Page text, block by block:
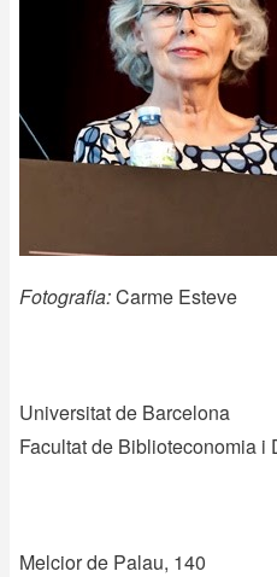
Fotografia:Carme Esteve
Universitat de Barcelona
Facultat de Biblioteconomia i
Melcior de Palau, 140